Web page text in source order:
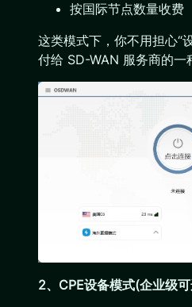
按国际节点数量收费
这类模式下，你不用担心“
付给 SD-WAN 服务商的一
2、CPE设备模式(企业级